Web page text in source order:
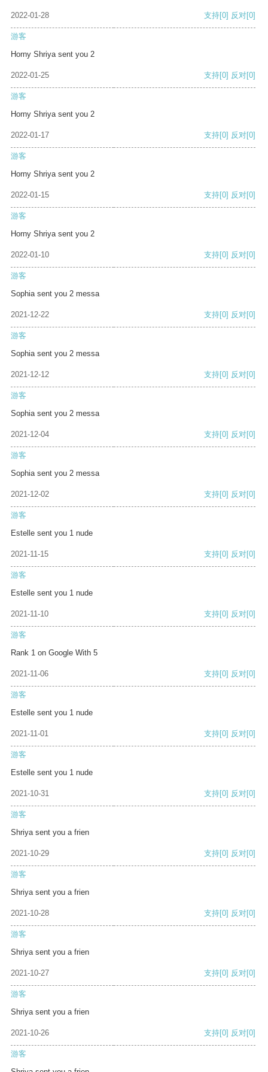
2022-01-28 支持[0] 反对[0]
游客
Horny Shriya sent you 2
2022-01-25 支持[0] 反对[0]
游客
Horny Shriya sent you 2
2022-01-17 支持[0] 反对[0]
游客
Horny Shriya sent you 2
2022-01-15 支持[0] 反对[0]
游客
Horny Shriya sent you 2
2022-01-10 支持[0] 反对[0]
游客
Sophia sent you 2 messa
2021-12-22 支持[0] 反对[0]
游客
Sophia sent you 2 messa
2021-12-12 支持[0] 反对[0]
游客
Sophia sent you 2 messa
2021-12-04 支持[0] 反对[0]
游客
Sophia sent you 2 messa
2021-12-02 支持[0] 反对[0]
游客
Estelle sent you 1 nude
2021-11-15 支持[0] 反对[0]
游客
Estelle sent you 1 nude
2021-11-10 支持[0] 反对[0]
游客
Rank 1 on Google With 5
2021-11-06 支持[0] 反对[0]
游客
Estelle sent you 1 nude
2021-11-01 支持[0] 反对[0]
游客
Estelle sent you 1 nude
2021-10-31 支持[0] 反对[0]
游客
Shriya sent you a frien
2021-10-29 支持[0] 反对[0]
游客
Shriya sent you a frien
2021-10-28 支持[0] 反对[0]
游客
Shriya sent you a frien
2021-10-27 支持[0] 反对[0]
游客
Shriya sent you a frien
2021-10-26 支持[0] 反对[0]
游客